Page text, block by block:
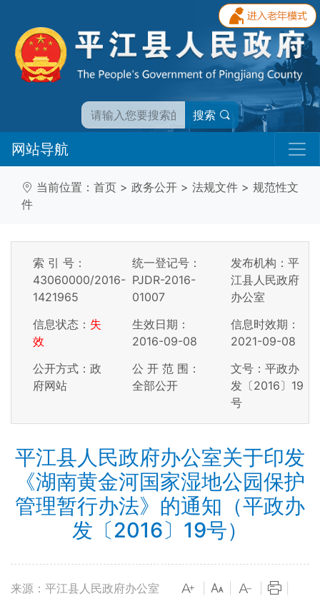
搜索
网站导航
当前位置： 首页 > 政务公开 > 法规文件 > 规范性文
件
索 引 号：
43060000/2016-
1421965
统一登记号：
PJDR-2016-
01007
发布机构：平
江县人民政府
办公室
信息状态： 失
效
生效日期：
2016-09-08
信息时效期：
2021-09-08
公开方式：政
府网站
公 开 范 围：
全部公开
文号：平政办
发〔2016〕19
号
平江县人民政府办公室关于印发
《湖南黄金河国家湿地公园保护
管理暂行办法》的通知（平政办
发〔2016〕19号）
来源：平江县人民政府办公室